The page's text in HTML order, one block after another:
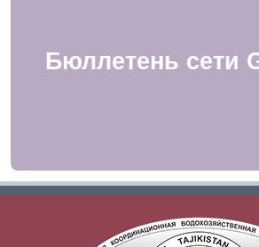
Бюллетень сети